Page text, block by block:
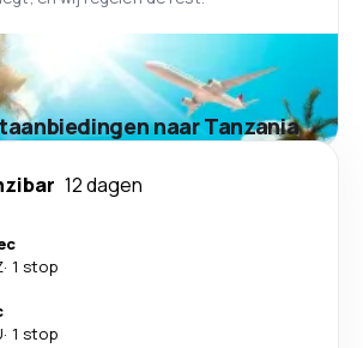
naar Tanzania
12 dagen
· 1 stop
· 1 stop